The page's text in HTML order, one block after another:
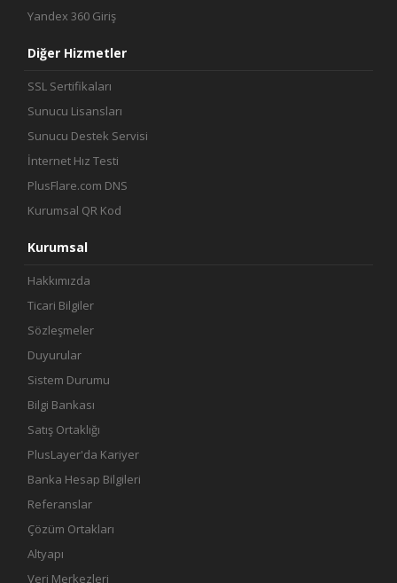
Yandex 360 Giriş
Diğer Hizmetler
SSL Sertifikaları
Sunucu Lisansları
Sunucu Destek Servisi
İnternet Hız Testi
PlusFlare.com DNS
Kurumsal QR Kod
Kurumsal
Hakkımızda
Ticari Bilgiler
Sözleşmeler
Duyurular
Sistem Durumu
Bilgi Bankası
Satış Ortaklığı
PlusLayer'da Kariyer
Banka Hesap Bilgileri
Referanslar
Çözüm Ortakları
Altyapı
Veri Merkezleri